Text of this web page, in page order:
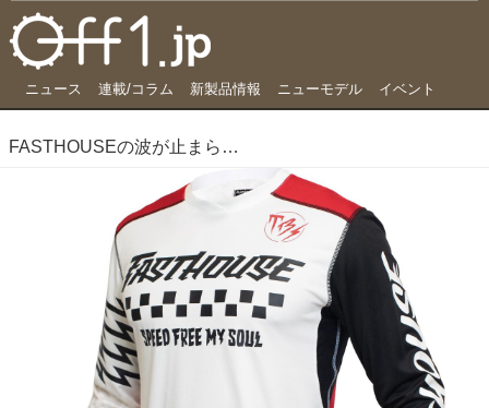
ニュース 連載/コラム 新製品情報 ニューモデル イベント
FASTHOUSEの波が止まらない FMXライダーとのコラボモデル登場